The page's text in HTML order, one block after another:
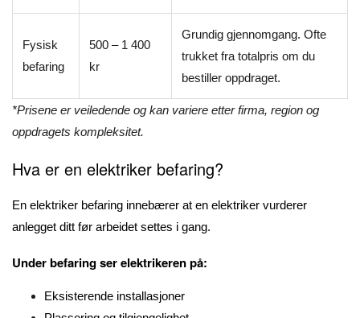
Fysisk
befaring
500 – 1 400
kr
Grundig gjennomgang. Ofte
trukket fra totalpris om du
bestiller oppdraget.
*Prisene er veiledende og kan variere etter firma, region og
oppdragets kompleksitet.
Hva er en elektriker befaring?
En elektriker befaring innebærer at en elektriker vurderer
anlegget ditt før arbeidet settes i gang.
Under befaring ser elektrikeren på:
Eksisterende installasjoner